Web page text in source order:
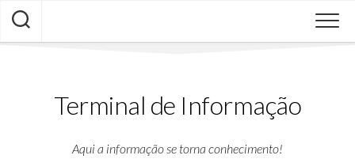
Skip
content
Terminal de Informação
Aqui a informação se torna conhecimento!